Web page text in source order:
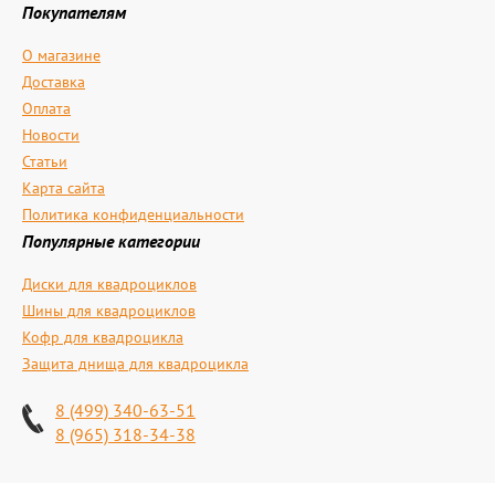
Покупателям
О магазине
Доставка
Оплата
Новости
Статьи
Карта сайта
Политика конфиденциальности
Популярные категории
Диски для квадроциклов
Шины для квадроциклов
Кофр для квадроцикла
Защита днища для квадроцикла
8 (499) 340-63-51
8 (965) 318-34-38